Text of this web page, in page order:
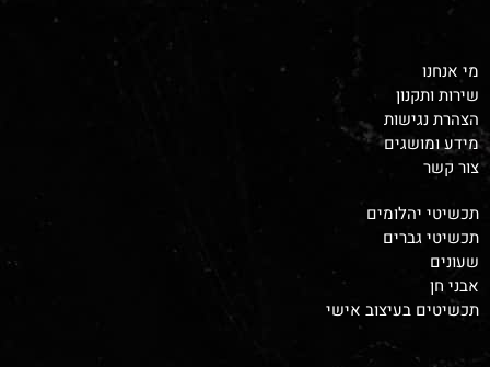
מי אנחנו
שירות ותקנון
הצהרת נגישות
מידע ומושגים
צור קשר
תכשיטי יהלומים
תכשיטי גברים
שעונים
אבני חן
תכשיטים בעיצוב אישי